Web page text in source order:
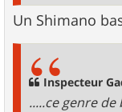
Un Shimano
Inspecteur
.....ce genre